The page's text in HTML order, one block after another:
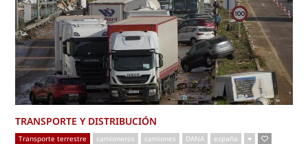
TRANSPORTE Y DISTRIBUCIÓN
Transporte terrestre camioneros camiones DANA españa